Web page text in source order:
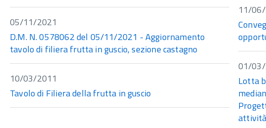
05/11/2021
D.M. N. 0578062 del 05/11/2021 - Aggiornamento
tavolo di filiera frutta in guscio, sezione castagno
10/03/2011
Tavolo di Filiera della frutta in guscio
11/
01/
Lotta